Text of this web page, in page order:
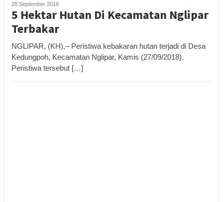
28 September 2018
5 Hektar Hutan Di Kecamatan Nglipar
Terbakar
NGLIPAR, (KH),– Peristiwa kebakaran hutan terjadi di Desa
Kedungpoh, Kecamatan Nglipar, Kamis (27/09/2018).
Peristiwa tersebut […]